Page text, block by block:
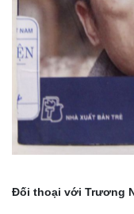
Tác giả:
Đối thoại với Trương